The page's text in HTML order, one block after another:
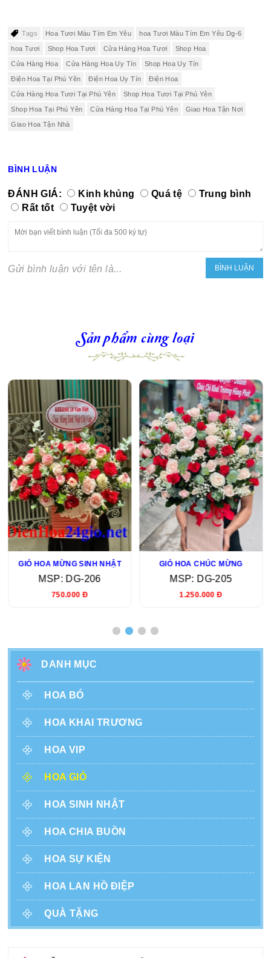
Tags Hoa Tươi Màu Tím Em Yêu hoa Tươi Màu Tím Em Yêu Dg-6
hoa Tươi Shop Hoa Tươi Cửa Hàng Hoa Tươi Shop Hoa
Cửa Hàng Hoa Cửa Hàng Hoa Uy Tín Shop Hoa Uy Tín
Điện Hoa Tại Phú Yên Điện Hoa Uy Tín Điện Hoa
Cửa Hàng Hoa Tươi Tại Phú Yên Shop Hoa Tươi Tại Phú Yên
Shop Hoa Tại Phú Yên Cửa Hàng Hoa Tại Phú Yên Giao Hoa Tận Nơi
Giao Hoa Tận Nhà
BÌNH LUẬN
ĐÁNH GIÁ: Kinh khủng Quá tệ
Trung bình
Rất tốt
Tuyệt vời
Gửi bình luận với tên là...
Sản phẩm cùng loại
GIỎ HOA MỪNG SINH NHẬT
MSP: DG-206
750.000 Đ
GIỎ HOA CHÚC MỪNG
MSP: DG-205
1.250.000 Đ
DANH MỤC
HOA BÓ
HOA KHAI TRƯƠNG
HOA VIP
HOA GIỎ
HOA SINH NHẬT
HOA CHIA BUỒN
HOA SỰ KIỆN
HOA LAN HỒ ĐIỆP
QUÀ TẶNG